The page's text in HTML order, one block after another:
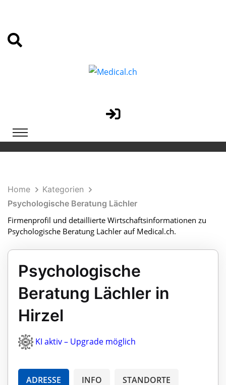
Home
Kategorien
Psychologische Beratung Lächler
Firmenprofil und detaillierte Wirtschaftsinformationen zu
Psychologische Beratung Lächler auf Medical.ch.
Psychologische
Beratung Lächler in
Hirzel
KI aktiv – Upgrade möglich
ADRESSE INFO STANDORTE